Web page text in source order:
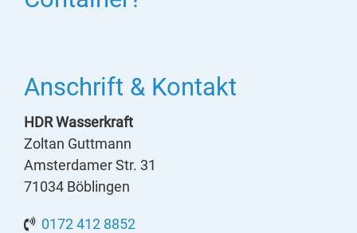
Anschrift & Kontakt
HDR Wasserkraft
Zoltan Guttmann
Amsterdamer Str. 31
71034 Böblingen
0172 412 8852